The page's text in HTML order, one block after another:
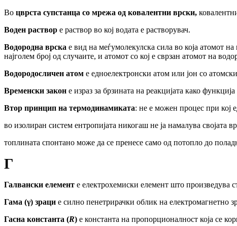
Во цврста супстанца со мрежа од ковалентни врски,
Воден раствор е раствор во кој водата е растворувач.
Водородна врска е вид на меѓумолекулска сила во која атомот
најголем број од случаите, и атомот со кој е сврзан атомот на
Водородосличен атом е едноелектронски атом или јон со атомски
Временски закон е израз за брзината на реакцијата како функција
Втор принцип на термодинамиката: не е можен процес при кој
во изолиран систем ентропијата никогаш не ја намалува својата
топлината спонтано може да се пренесе само од потопло до
Г
Галвански елемент е електрохемиски елемент што произведува
Гама (γ) зраци е силно пенетрирачки облик на електромагнетно
Гасна константа (R) е константа на пропорционалност која се